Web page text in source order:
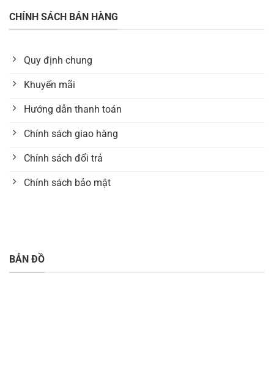
CHÍNH SÁCH BÁN HÀNG
Quy định chung
Khuyến mãi
Hướng dẫn thanh toán
Chính sách giao hàng
Chính sách đổi trả
Chính sách bảo mật
BẢN ĐỒ